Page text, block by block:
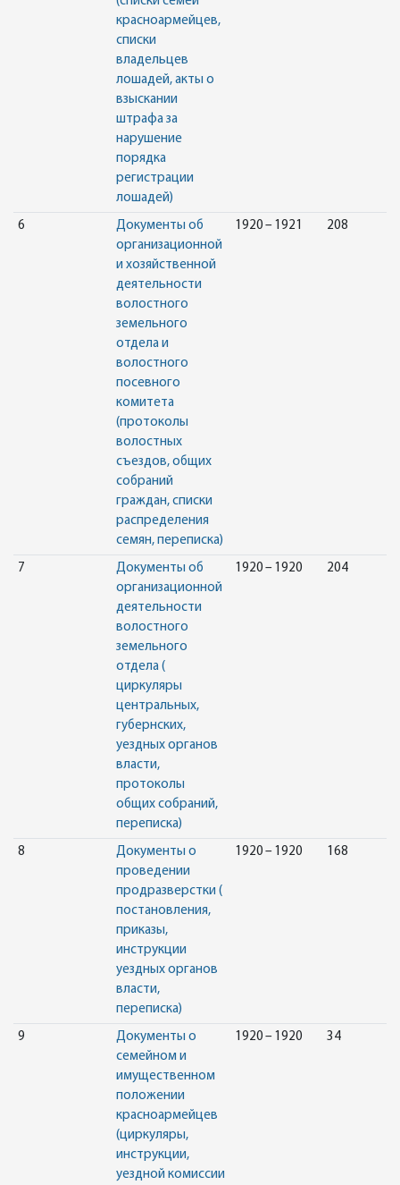
красноармейцев,
списки
владельцев
лошадей, акты о
взыскании
штрафа за
нарушение
порядка
регистрации
лошадей)
6
Документы об
организационной
и хозяйственной
деятельности
волостного
земельного
отдела и
волостного
посевного
комитета
(протоколы
волостных
съездов, общих
собраний
граждан, списки
распределения
семян, переписка)
1920 – 1921 208
7
Документы об
организационной
деятельности
волостного
земельного
отдела (
циркуляры
центральных,
губернских,
уездных органов
власти,
протоколы
общих собраний,
переписка)
1920 – 1920 204
8
Документы о
проведении
продразверстки (
постановления,
приказы,
инструкции
уездных органов
власти,
переписка)
1920 – 1920 168
9
Документы о
семейном и
имущественном
положении
красноармейцев
(циркуляры,
инструкции,
уездной комиссии
1920 – 1920 34